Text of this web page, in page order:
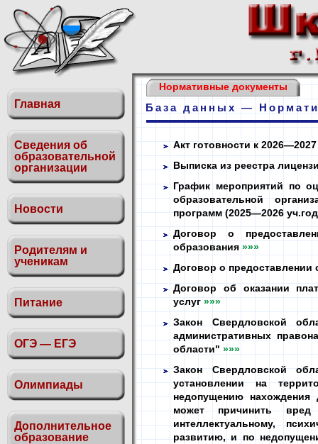
Главная
Сведения об
образовательной
организации
Новости
Родителям и
ученикам
Питание
ОГЭ — ЕГЭ
Олимпиады
Дополнительное
образование
Нормативные документы
База данных —
Акт готовности к
Выписка из реестра
График мероприятий по
образовательной
программ (2025—2026
Договор о
образования »»»
Договор о предоставлении
Договор об оказании
услуг »»»
Закон Свердловской
административных
области" »»»
Закон Свердловской
установлении на
недопущению
может причинить
интеллектуальному,
развитию, и по